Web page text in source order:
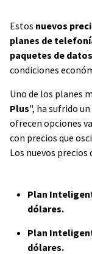
Estos nuevos
planes de
paquetes de
condiciones
Uno de los planes
Plus", ha sufrido
ofrecen opciones
con precios que
Los nuevos
Plan
dólares.
Plan
dólares.